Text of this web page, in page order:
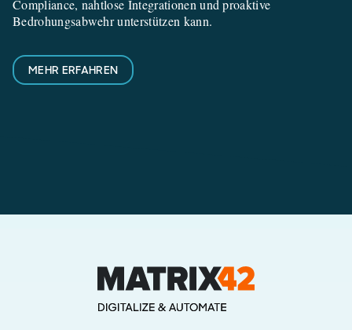
Compliance, nahtlose Integrationen und proaktive
Bedrohungsabwehr unterstützen kann.
MEHR ERFAHREN